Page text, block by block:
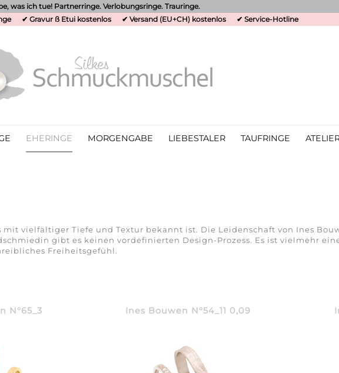
was ich tue! Partnerringe. Verlobungsringe. Trauringe.
✔ Gravur ß Etui kostenlos ✔ Versand (EU+CH) kostenlos ✔ Service-Hotline
EHERINGE MORGENGABE LIEBESTALER TAUFRINGE
vielfältiger Tiefe und Textur bekannt ist. Die Leidenschaft von Ines
gibt es keinen vordefinierten Design-Prozess. Es ist vielmehr
Freiheitsgefühl.
N°65_3 Ines Bouwen N°54_11 0,09